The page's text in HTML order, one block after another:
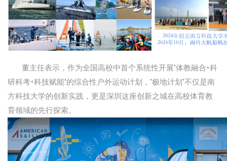
董主任表示，作为全国高校中首个系统性开展"体教融合+科
研科考+科技赋能"的综合性户外运动计划，"极地计划"不仅是南
方科技大学的创新实践，更是深圳这座创新之城在高校体育教
育领域的先行探索。